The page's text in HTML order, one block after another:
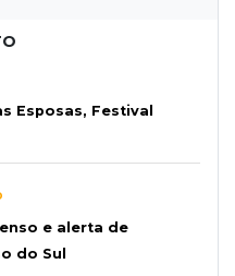
Esposas, Festival
e alerta de
do Sul